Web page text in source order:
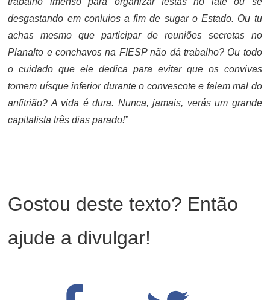
desgastando em conluios a fim de sugar o Estado. Ou tu
achas mesmo que participar de reuniões secretas no
Planalto e conchavos na FIESP não dá trabalho? Ou todo
o cuidado que ele dedica para evitar que os convivas
tomem uísque inferior durante o convescote e falem mal do
anfitrião? A vida é dura. Nunca, jamais, verás um grande
capitalista três dias parado!”
Gostou deste texto? Então
ajude a divulgar!